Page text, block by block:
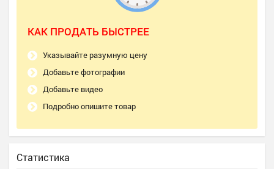
КАК ПРОДАТЬ БЫСТРЕЕ
Указывайте разумную цену
Добавьте фотографии
Добавьте видео
Подробно опишите товар
Статистика